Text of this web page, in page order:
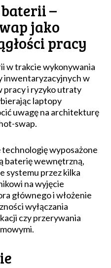
–
jako
pracy
w trakcie wykonywania
inwentaryzacyjnych w
pracy i ryzyko utraty
laptopy
uwagę na architekturę
swap.
wyposażone
baterię wewnętrzną,
systemu przez kilka
na wyjęcie
głównego i włożenie
wyłączania
czy przerywania